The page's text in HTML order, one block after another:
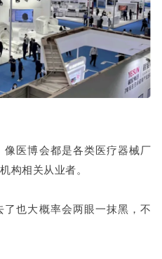
医博会都是各类医疗器械厂
构相关从业者。
也大概率会两眼一抹黑，不